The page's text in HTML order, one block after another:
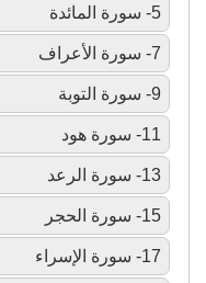
5- سورة المائدة
7- سورة الأعراف
9- سورة التوبة
11- سورة هود
13- سورة الرعد
15- سورة الحجر
17- سورة الإسراء